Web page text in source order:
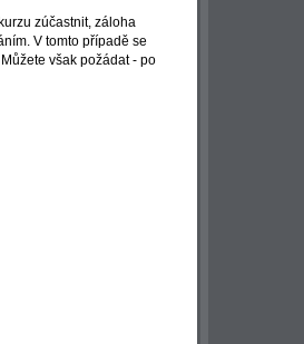
zúčastnit, záloha
V tomto případě se
však požádat - po